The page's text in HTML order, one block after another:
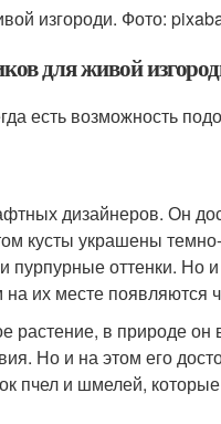
изгороди. Фото:
для живой
есть возможность
дизайнеров. Он
кусты украшены
оттенки. Но
их месте появляются
растение, в природе
Но и на этом его
пчел и шмелей,